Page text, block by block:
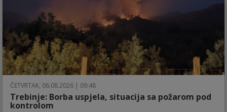
ČETVRTAK, 06.08.2026 | 09:48
Trebinje: Borba uspjela, situacija sa požarom pod
kontrolom